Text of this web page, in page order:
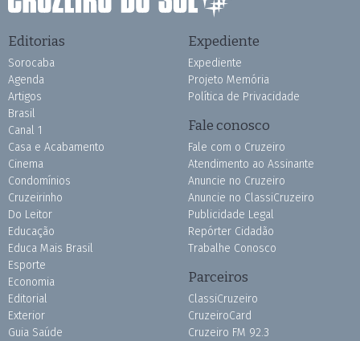
Editorias
Sorocaba
Agenda
Artigos
Brasil
Canal 1
Casa e Acabamento
Cinema
Condomínios
Cruzeirinho
Do Leitor
Educação
Educa Mais Brasil
Esporte
Economia
Editorial
Exterior
Guia Saúde
Expediente
Expediente
Projeto Memória
Política de Privacidade
Fale conosco
Fale com o Cruzeiro
Atendimento ao Assinante
Anuncie no Cruzeiro
Anuncie no ClassiCruzeiro
Publicidade Legal
Repórter Cidadão
Trabalhe Conosco
Parceiros
ClassiCruzeiro
CruzeiroCard
Cruzeiro FM 92.3